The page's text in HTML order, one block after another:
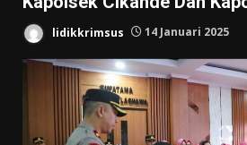
lidikkrimsus 14 Januari 2025